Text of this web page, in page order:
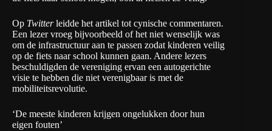
Op Twitterleidde het artikel tot cynische commentaren.
Een lezer vroeg bijvoorbeeld of het niet wenselijk was
om de infrastructuur aan te passen zodat kinderen veilig
op de fiets naar school kunnen gaan. Andere lezers
beschuldigden de vereniging ervan een autogerichte
visie te hebben die niet verenigbaar is met de
mobiliteitsrevolutie.
‘De meeste kinderen krijgen ongelukken door hun
eigen fouten’